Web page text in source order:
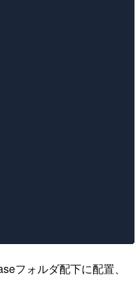
フォルダ配下に配置、